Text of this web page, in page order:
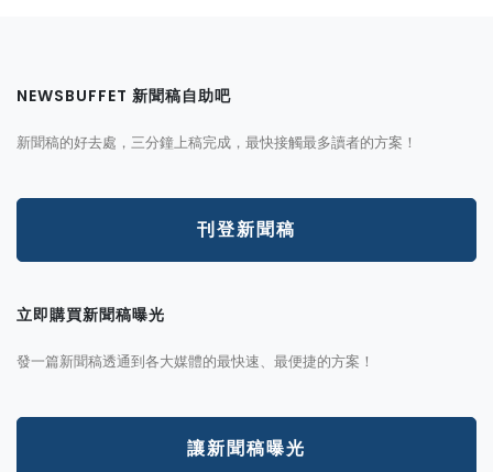
NEWSBUFFET 新聞稿自助吧
新聞稿的好去處，三分鐘上稿完成，最快接觸最多讀者的方案！
刊登新聞稿
立即購買新聞稿曝光
發一篇新聞稿透通到各大媒體的最快速、最便捷的方案！
讓新聞稿曝光